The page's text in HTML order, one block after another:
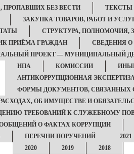
БЕЗ ВЕСТИ
ТЕКСТЫ
ЗАКУПКА ТОВАРОВ, РАБОТ И
СТРУКТУРА, ПОЛНОМОЧИЯ,
ПРИЁМА ГРАЖДАН
СВЕДЕНИЯ О
ПРОЕКТ — МУНИЦИПАЛЬНЫЙ
НПА КОМИССИИ
АНТИКОРРУПЦИОННАЯ
ФОРМЫ ДОКУМЕНТОВ, СВЯЗАННЫХ
ОБ ИМУЩЕСТВЕ И
ТРЕБОВАНИЙ К СЛУЖЕБНОМУ
О ФАКТАХ КОРРУПЦИИ
ПЕРЕЧНИ ПОРУЧЕНИЙ
2021
2020
2019
2018